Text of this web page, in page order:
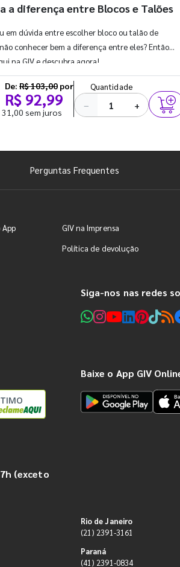
a diferença entre Blocos e Talões
em dúvida entre escolher bloco ou talão de
conhecer bem a diferença entre eles? Então,
na GIV e descubra agora!
De: R$ 103,00 por
R$ 92,99
31,00 sem juros
Quantidade
− +
Perguntas Frequentes
App GIV na Imprensa
Política de devolução
Siga-nos nas redes
Baixe o App GIV
(exceto
Rio de Janeiro
(21) 2391-3161
Paraná
(41) 2391-0834